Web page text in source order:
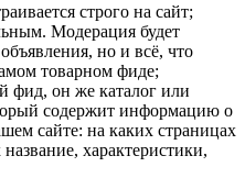
строго на сайт;
Модерация будет
но и всё, что
товарном фиде;
фид, он же каталог или
содержит информацию о
сайте: на каких страницах
характеристики,